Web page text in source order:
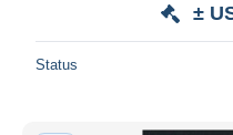
±
Status